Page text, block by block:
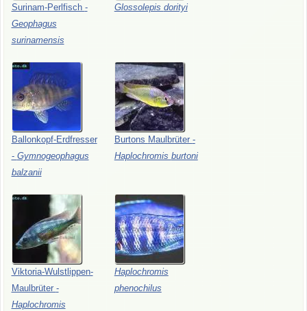
Surinam-Perlfisch -
Geophagus
surinamensis
Glossolepis dorityi
Ballonkopf-Erdfresser
- Gymnogeophagus
balzanii
Burtons Maulbrüter -
Haplochromis burtoni
Viktoria-Wulstlippen-
Maulbrüter -
Haplochromis
Haplochromis
phenochilus